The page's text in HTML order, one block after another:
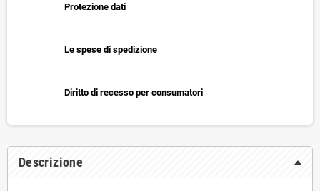
Protezione dati
Le spese di spedizione
Diritto di recesso per consumatori
Descrizione